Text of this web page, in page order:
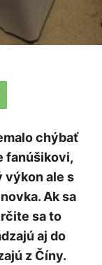
chýbať
fanúšikovi,
výkon ale s
Ak sa
sa to
aj do
z Číny.